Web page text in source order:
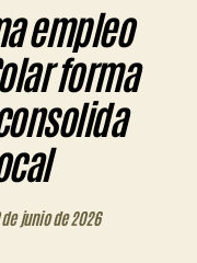
empleo
forma
de junio de 2026